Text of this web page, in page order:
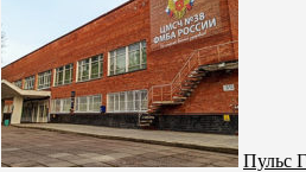
Пульс